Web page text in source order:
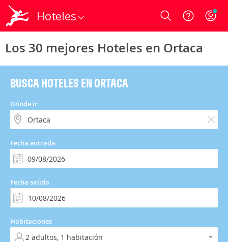
Hoteles Login
Los 30 mejores Hoteles en Ortaca
BUSCA HOTELES EN ORTACA
Dónde ir
Fecha entrada
Fecha salida
Habitaciones